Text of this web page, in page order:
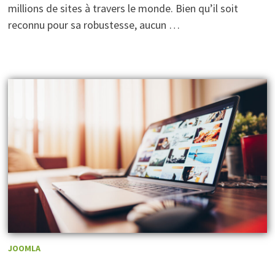
millions de sites à travers le monde. Bien qu’il soit
reconnu pour sa robustesse, aucun …
JOOMLA